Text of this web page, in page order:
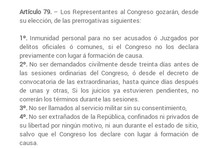
Artículo 79.– Los Representantes al Congreso gozarán, desde
su elección, de las prerrogativas siguientes:
1º. Inmunidad personal para no ser acusados ó Juzgados por
delitos oficiales ó comunes, si el Congreso no los declara
previamente con lugar á formación de causa.
2º. No ser demandados civilmente desde treinta días antes de
las sesiones ordinarias del Congreso, ó desde el decreto de
convocatoria de las extraordinarias, hasta quince días después
de unas y otras, Si los juicios ya estuvieren pendientes, no
correrán los términos durante las sesiones.
3º. No ser llamados al servicio militar sin su consentimiento,
4º. No ser extrañados de la República, confinados ni privados de
su libertad por ningún motivo, ni aun durante el estado de sitio,
salvo que el Congreso los declare con lugar á formación de
causa.